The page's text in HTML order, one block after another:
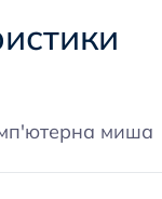
миша